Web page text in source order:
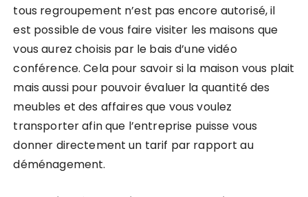
tous regroupement n’est pas encore autorisé, il
est possible de vous faire visiter les maisons que
vous aurez choisis par le bais d’une vidéo
conférence. Cela pour savoir si la maison vous plait
mais aussi pour pouvoir évaluer la quantité des
meubles et des affaires que vous voulez
transporter afin que l’entreprise puisse vous
donner directement un tarif par rapport au
déménagement.